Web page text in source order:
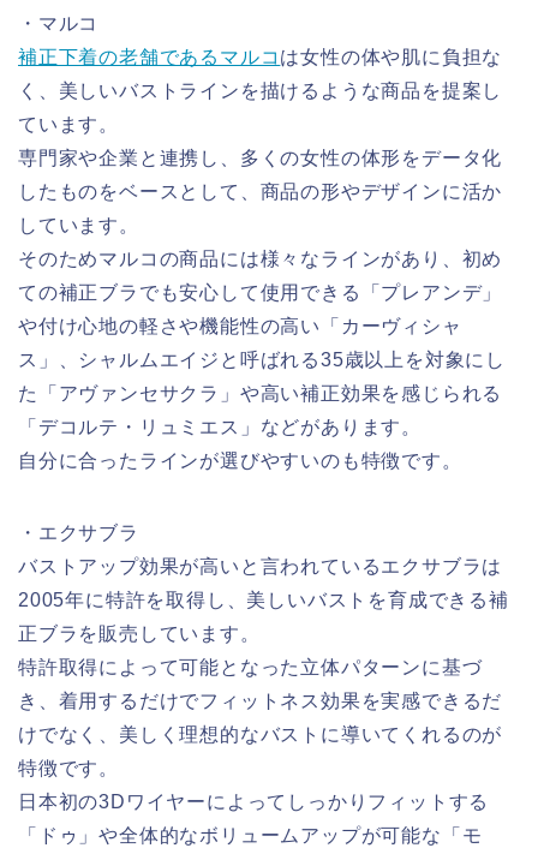
・マルコ
補正下着の老舗であるマルコ は女性の体や肌に負担な
く、美しいバストラインを描けるような商品を提案し
ています。
専門家や企業と連携し、多くの女性の体形をデータ化
したものをベースとして、商品の形やデザインに活か
しています。
そのためマルコの商品には様々なラインがあり、初め
ての補正ブラでも安心して使用できる「プレアンデ」
や付け心地の軽さや機能性の高い「カーヴィシャ
ス」、シャルムエイジと呼ばれる35歳以上を対象にし
た「アヴァンセサクラ」や高い補正効果を感じられる
「デコルテ・リュミエス」などがあります。
自分に合ったラインが選びやすいのも特徴です。
・エクサブラ
バストアップ効果が高いと言われているエクサブラは
2005年に特許を取得し、美しいバストを育成できる補
正ブラを販売しています。
特許取得によって可能となった立体パターンに基づ
き、着用するだけでフィットネス効果を実感できるだ
けでなく、美しく理想的なバストに導いてくれるのが
特徴です。
日本初の3Dワイヤーによってしっかりフィットする
「ドゥ」や全体的なボリュームアップが可能な「モ